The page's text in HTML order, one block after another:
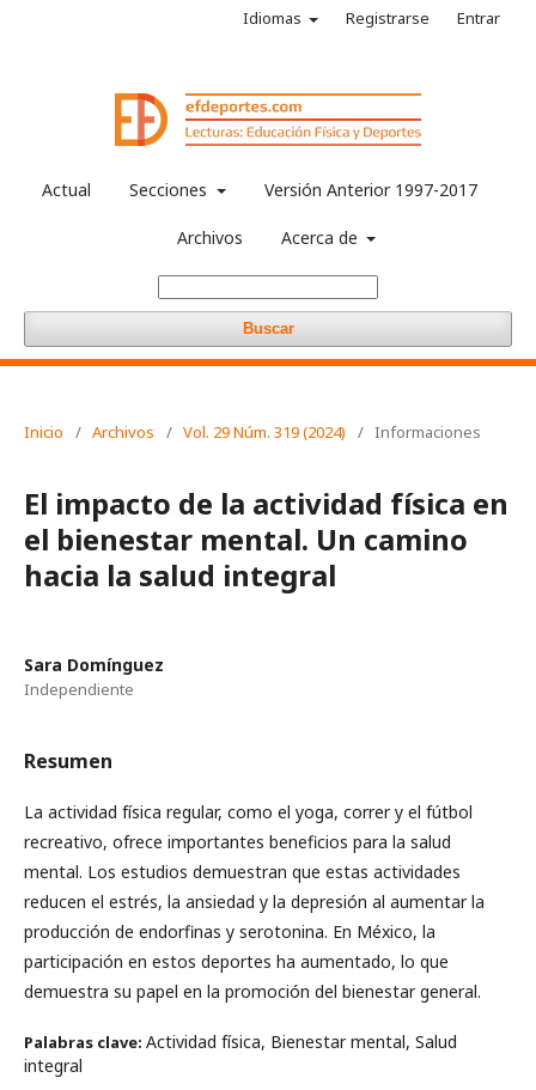
Actual Secciones Versión Anterior 1997-2017
Archivos Acerca de
Buscar
Idiomas Registrarse Entrar
Inicio / Archivos / Vol. 29 Núm. 319 (2024) / Informaciones
El impacto de la actividad física en
el bienestar mental. Un camino
hacia la salud integral
Sara Domínguez
Independiente
Resumen
La actividad física regular, como el yoga, correr y el fútbol
recreativo, ​​ofrece importantes beneficios para la salud
mental. Los estudios demuestran que estas actividades
reducen el estrés, la ansiedad y la depresión al aumentar la
producción de endorfinas y serotonina. En México, la
participación en estos deportes ha aumentado, lo que
demuestra su papel en la promoción del bienestar general.
Palabras clave: Actividad física, Bienestar mental, Salud
integral